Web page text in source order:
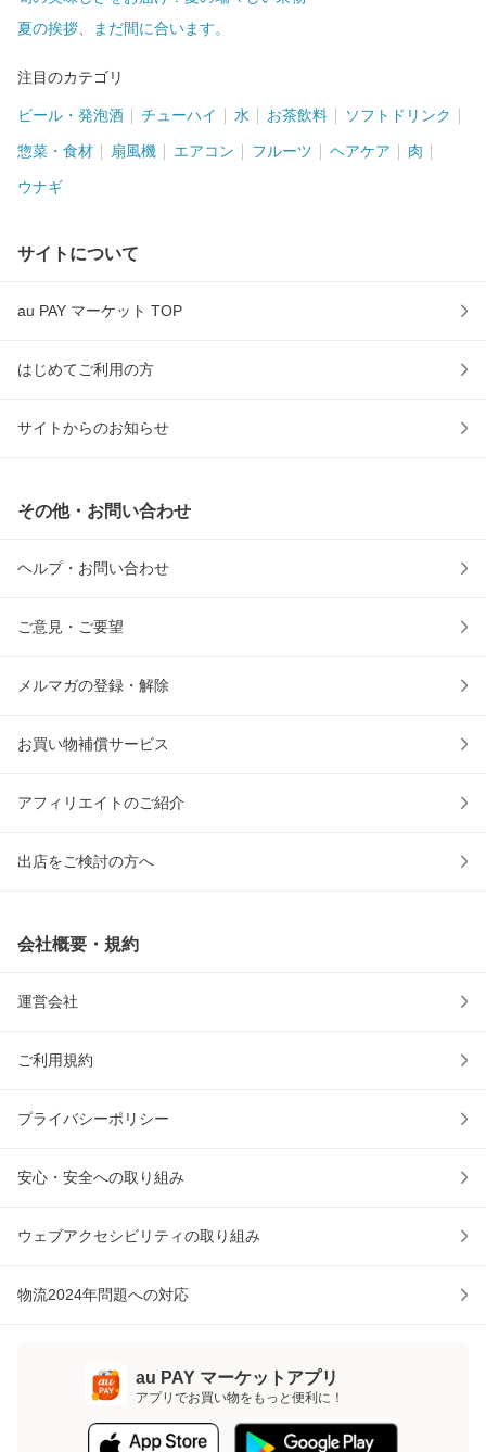
夏の挨拶、まだ間に合います。
注目のカテゴリ
ビール・発泡酒 チューハイ 水 お茶飲料 ソフトドリンク
惣菜・食材 扇風機 エアコン フルーツ ヘアケア 肉
ウナギ
サイトについて
au PAY マーケット TOP
はじめてご利用の方
サイトからのお知らせ
その他・お問い合わせ
ヘルプ・お問い合わせ
ご意見・ご要望
メルマガの登録・解除
お買い物補償サービス
アフィリエイトのご紹介
出店をご検討の方へ
会社概要・規約
運営会社
ご利用規約
プライバシーポリシー
安心・安全への取り組み
ウェブアクセシビリティの取り組み
物流2024年問題への対応
au PAY マーケットアプリ
アプリでお買い物をもっと便利に！